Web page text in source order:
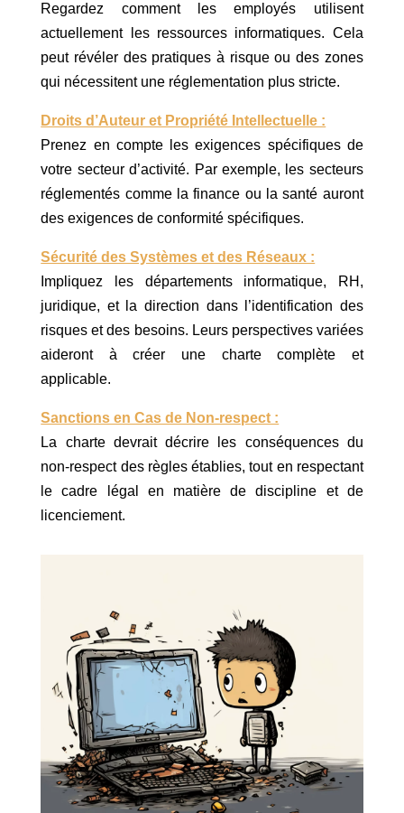
Regardez comment les employés utilisent
actuellement les ressources informatiques. Cela
peut révéler des pratiques à risque ou des zones
qui nécessitent une réglementation plus stricte.
Droits d’Auteur et Propriété Intellectuelle :
Prenez en compte les exigences spécifiques de
votre secteur d’activité. Par exemple, les secteurs
réglementés comme la finance ou la santé auront
des exigences de conformité spécifiques.
Sécurité des Systèmes et des Réseaux :
Impliquez les départements informatique, RH,
juridique, et la direction dans l’identification des
risques et des besoins. Leurs perspectives variées
aideront à créer une charte complète et
applicable.
Sanctions en Cas de Non-respect :
La charte devrait décrire les conséquences du
non-respect des règles établies, tout en respectant
le cadre légal en matière de discipline et de
licenciement.